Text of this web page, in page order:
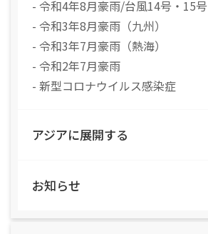
- 令和4年8月豪雨/台風14号・15号
- 令和3年8月豪雨（九州）
- 令和3年7月豪雨（熱海）
- 令和2年7月豪雨
- 新型コロナウイルス感染症
アジアに展開する
お知らせ